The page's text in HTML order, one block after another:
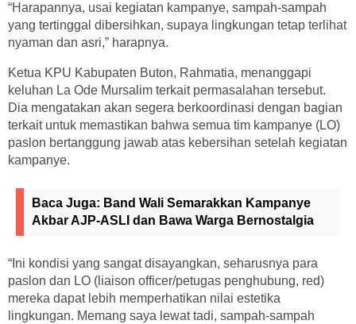
“Harapannya, usai kegiatan kampanye, sampah-sampah
yang tertinggal dibersihkan, supaya lingkungan tetap terlihat
nyaman dan asri,” harapnya.
Ketua KPU Kabupaten Buton, Rahmatia, menanggapi
keluhan La Ode Mursalim terkait permasalahan tersebut.
Dia mengatakan akan segera berkoordinasi dengan bagian
terkait untuk memastikan bahwa semua tim kampanye (LO)
paslon bertanggung jawab atas kebersihan setelah kegiatan
kampanye.
Baca Juga: Band Wali Semarakkan Kampanye
Akbar AJP-ASLI dan Bawa Warga Bernostalgia
“Ini kondisi yang sangat disayangkan, seharusnya para
paslon dan LO (liaison officer/petugas penghubung, red)
mereka dapat lebih memperhatikan nilai estetika
lingkungan. Memang saya lewat tadi, sampah-sampah